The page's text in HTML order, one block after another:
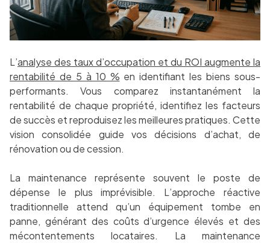
L’analyse des taux d’occupation et du ROI augmente la
rentabilité de 5 à 10 % en identifiant les biens sous-
performants. Vous comparez instantanément la
rentabilité de chaque propriété, identifiez les facteurs
de succès et reproduisez les meilleures pratiques. Cette
vision consolidée guide vos décisions d’achat, de
rénovation ou de cession.
La maintenance représente souvent le poste de
dépense le plus imprévisible. L’approche réactive
traditionnelle attend qu’un équipement tombe en
panne, générant des coûts d’urgence élevés et des
mécontentements locataires. La maintenance